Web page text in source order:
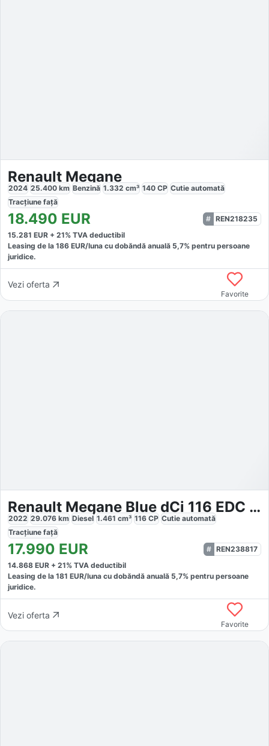
Renault Megane
2024 25.400 km Benzină 1.332 cm³ 140 CP Cutie automată
Tracțiune față
18.490 EUR
REN218235
15.281 EUR + 21% TVA deductibil
Leasing de la 186 EUR/luna cu dobăndă anuală 5,7% pentru persoane
juridice.
Vezi oferta
Favorite
Renault Megane Blue dCi 116 EDC Intens
2022 29.076 km Diesel 1.461 cm³ 116 CP Cutie automată
Tracțiune față
17.990 EUR
REN238817
14.868 EUR + 21% TVA deductibil
Leasing de la 181 EUR/luna cu dobăndă anuală 5,7% pentru persoane
juridice.
Vezi oferta
Favorite